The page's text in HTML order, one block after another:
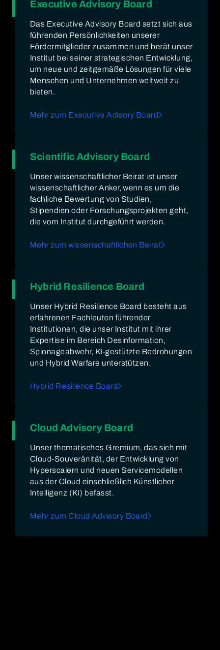
Executive Advisory Board
Das Executive Advisory Board setzt sich aus
führenden Persönlichkeiten unserer
Fördermitglieder zusammen und berät unser
Institut bei seiner strategischen Entwicklung,
um neue und zeitgemäße Lösungen für viele
Menschen und Unternehmen weltweit zu
bieten.
Mehr zum Executive Adisory Board
Scientific Advisory Board
Unser wissenschaftlicher Beirat ist unser
wissenschaftlicher Anker, wenn es um die
fachliche Bewertung von Studien,
Stipendien oder Forschungsprojekten geht,
die vom Institut durchgeführt werden.
Mehr zum wissenschaftlichen Beirat
Hybrid Resilience Board
Unser Hybrid Resilience Board besteht aus
erfahrenen Fachleuten führender
Institutionen, die unser Institut mit ihrer
Expertise im Bereich Desinformation,
Spionageabwehr, KI-gestützte Bedrohungen
und Hybrid Warfare unterstützen.
Hybrid Resilience Board
Cloud Advisory Board
Unser thematisches Gremium, das sich mit
Cloud-Souveränität, der Entwicklung von
Hyperscalern und neuen Servicemodellen
aus der Cloud einschließlich Künstlicher
Intelligenz (KI) befasst.
Mehr zum Cloud Advisory Board